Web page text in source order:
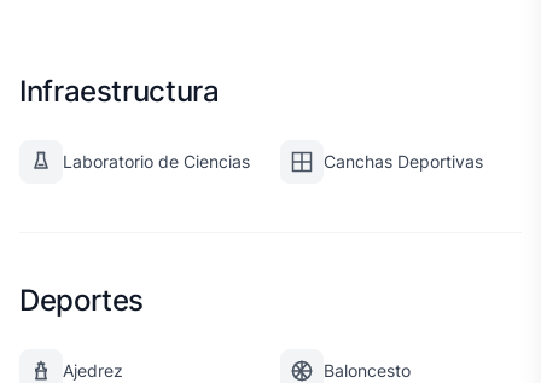
Infraestructura
Laboratorio de Ciencias Canchas Deportivas
Deportes
Ajedrez Baloncesto